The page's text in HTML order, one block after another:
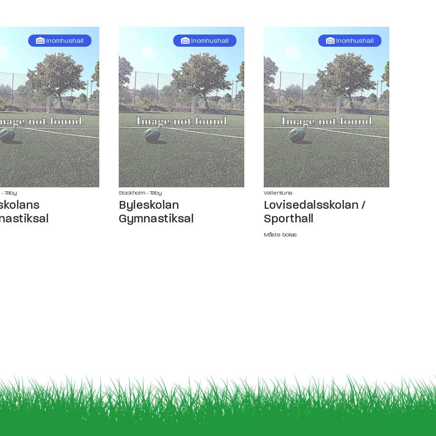
Inomhushall
Täby
Inomhushall
Stockholm - Täby
Byleskolan
Gymnastiksal
Inomhushall
Vallentuna
Lovisedalsskolan /
Sporthall
Måste bokas